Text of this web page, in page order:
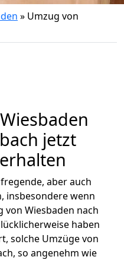
» Umzug von
jetzt
aber auch
insbesondere wenn
von Wiesbaden nach
haben
solche Umzüge von
so angenehm wie